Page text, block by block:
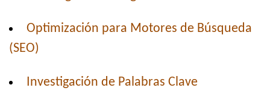
Optimización para Motores de Búsqueda
(SEO)
Investigación de Palabras Clave